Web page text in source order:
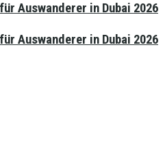
Auswanderer in Dubai 2026
Auswanderer in Dubai 2026